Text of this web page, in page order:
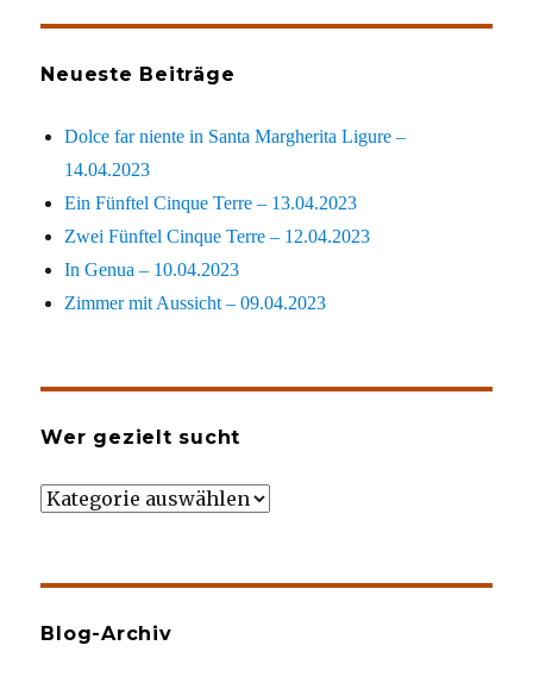
Neueste Beiträge
Dolce far niente in Santa Margherita Ligure –
14.04.2023
Ein Fünftel Cinque Terre – 13.04.2023
Zwei Fünftel Cinque Terre – 12.04.2023
In Genua – 10.04.2023
Zimmer mit Aussicht – 09.04.2023
Wer gezielt sucht
Wer
Blog-Archiv